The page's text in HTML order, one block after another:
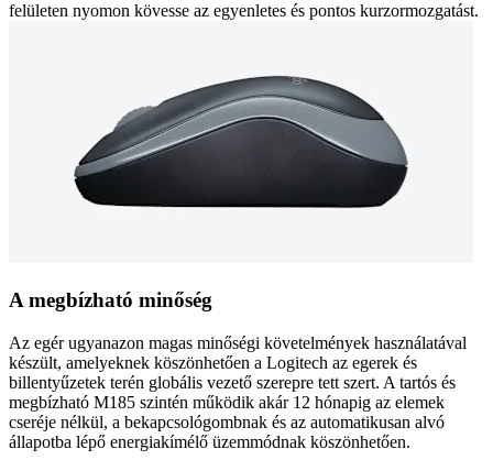
felületen nyomon kövesse az egyenletes és pontos kurzormozgatást.
A megbízható minőség
Az egér ugyanazon magas minőségi követelmények használatával
készült, amelyeknek köszönhetően a Logitech az egerek és
billentyűzetek terén globális vezető szerepre tett szert. A tartós és
megbízható M185 szintén működik akár 12 hónapig az elemek
cseréje nélkül, a bekapcsológombnak és az automatikusan alvó
állapotba lépő energiakímélő üzemmódnak köszönhetően.